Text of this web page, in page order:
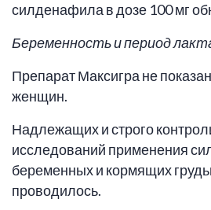
силденафила в дозе 100 мг
Беременность и период
Препарат Максигра не
женщин.
Надлежащих и строго
исследований применения
беременных и кормящих
проводилось.